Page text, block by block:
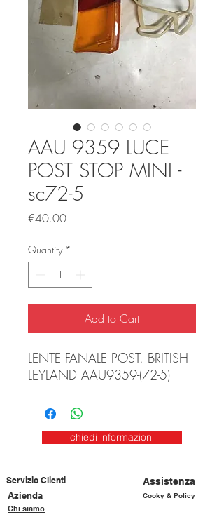
AAU 9359 LUCE
POST STOP MINI -
sc72-5
€40.00Price
Quantity *
Add to Cart
LENTE FANALE POST. BRITISH
LEYLAND AAU9359-(72-5)
chiedi informazioni
Servizio Clienti
Assistenza
Azienda
Cooky & Policy
Chi siamo